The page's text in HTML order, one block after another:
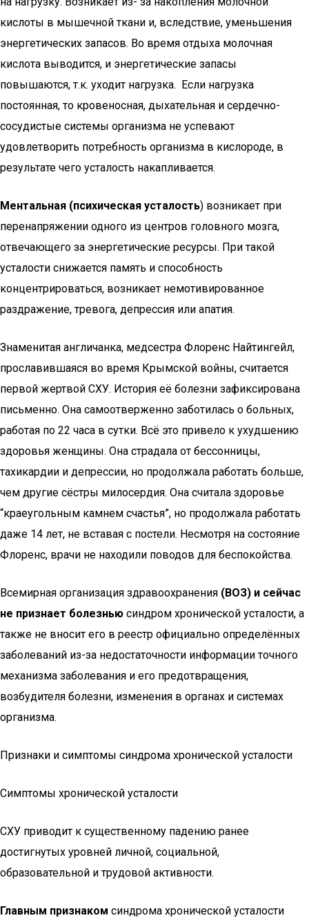
кислоты в мышечной ткани и, вследствие, уменьшения
энергетических запасов. Во время отдыха молочная
кислота выводится, и энергетические запасы
повышаются, т.к. уходит нагрузка. Если нагрузка
постоянная, то кровеносная, дыхательная и сердечно-
сосудистые системы организма не успевают
удовлетворить потребность организма в кислороде, в
результате чего усталость накапливается.
Ментальная (психическая усталость) возникает при
перенапряжении одного из центров головного мозга,
отвечающего за энергетические ресурсы. При такой
усталости снижается память и способность
концентрироваться, возникает немотивированное
раздражение, тревога, депрессия или апатия.
Знаменитая англичанка, медсестра Флоренс Найтингейл,
прославившаяся во время Крымской войны, считается
первой жертвой СХУ. История её болезни зафиксирована
письменно. Она самоотверженно заботилась о больных,
работая по 22 часа в сутки. Всё это привело к ухудшению
здоровья женщины. Она страдала от бессонницы,
тахикардии и депрессии, но продолжала работать больше,
чем другие сёстры милосердия. Она считала здоровье
“краеугольным камнем счастья”, но продолжала работать
даже 14 лет, не вставая с постели. Несмотря на состояние
Флоренс, врачи не находили поводов для беспокойства.
Всемирная организация здравоохранения (ВОЗ) и сейчас
не признает болезнью синдром хронической усталости, а
также не вносит его в реестр официально определённых
заболеваний из-за недостаточности информации точного
механизма заболевания и его предотвращения,
возбудителя болезни, изменения в органах и системах
организма.
Признаки и симптомы синдрома хронической усталости
Симптомы хронической усталости
СХУ приводит к существенному падению ранее
достигнутых уровней личной, социальной,
образовательной и трудовой активности.
Главным признаком синдрома хронической усталости